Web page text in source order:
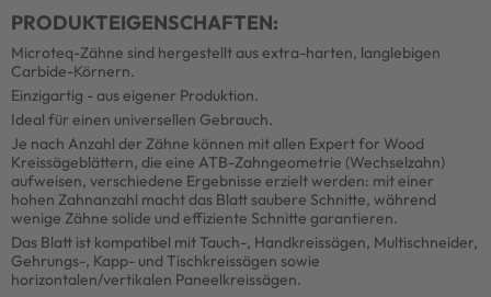
PRODUKTEIGENSCHAFTEN:
Microteq-Zähne sind hergestellt aus extra-harten, langlebigen
Carbide-Körnern.
Einzigartig - aus eigener Produktion.
Ideal für einen universellen Gebrauch.
Je nach Anzahl der Zähne können mit allen Expert for Wood
Kreissägeblättern, die eine ATB-Zahngeometrie (Wechselzahn)
aufweisen, verschiedene Ergebnisse erzielt werden: mit einer
hohen Zahnanzahl macht das Blatt saubere Schnitte, während
wenige Zähne solide und effiziente Schnitte garantieren.
Das Blatt ist kompatibel mit Tauch-, Handkreissägen, Multischneider,
Gehrungs-, Kapp- und Tischkreissägen sowie
horizontalen/vertikalen Paneelkreissägen.